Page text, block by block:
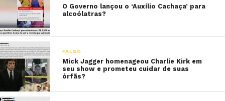
O Governo lançou o ‘Auxílio Cachaça’ para
alcoólatras?
FALSO
Mick Jagger homenageou Charlie Kirk em
seu show e prometeu cuidar de suas
órfãs?